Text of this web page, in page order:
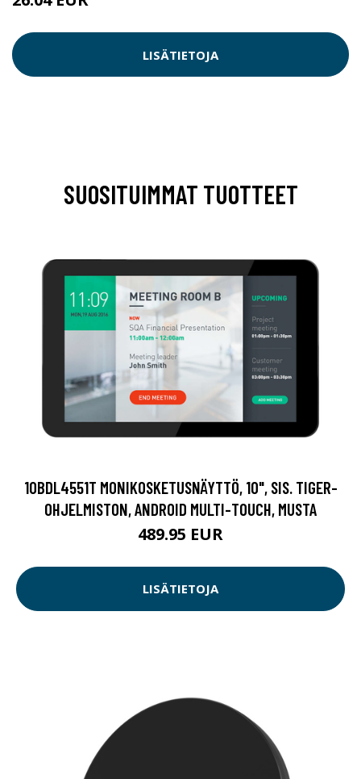
LISÄTIETOJA
SUOSITUIMMAT TUOTTEET
10BDL4551T MONIKOSKETUSNÄYTTÖ, 10", SIS. TIGER-
OHJELMISTON, ANDROID MULTI-TOUCH, MUSTA
489.95 EUR
LISÄTIETOJA